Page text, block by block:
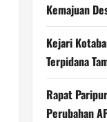
Kemajuan
Kejari
Terpidana
Rapat
Perubahan